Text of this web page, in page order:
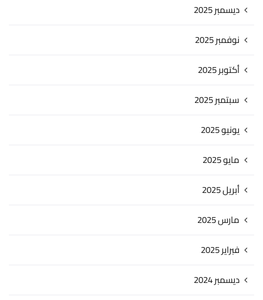
ديسمبر 2025
نوفمبر 2025
أكتوبر 2025
سبتمبر 2025
يونيو 2025
مايو 2025
أبريل 2025
مارس 2025
فبراير 2025
ديسمبر 2024